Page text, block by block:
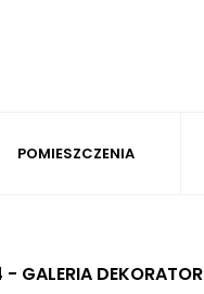
POMIESZCZENIA
GALERIA DEKORATOR